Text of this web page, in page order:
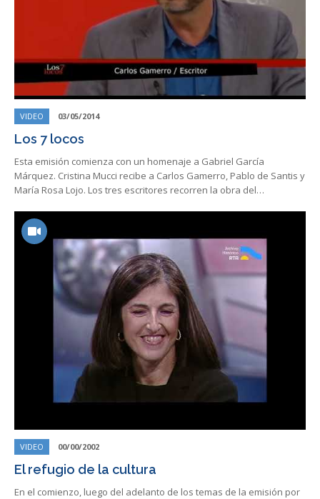
VIDEO 03/05/2014
Los 7 locos
Esta emisión comienza con un homenaje a Gabriel García
Márquez. Cristina Mucci recibe a Carlos Gamerro, Pablo de Santis y
María Rosa Lojo. Los tres escritores recorren la obra del…
VIDEO 00/00/2002
El refugio de la cultura
En el comienzo, luego del adelanto de los temas de la emisión por